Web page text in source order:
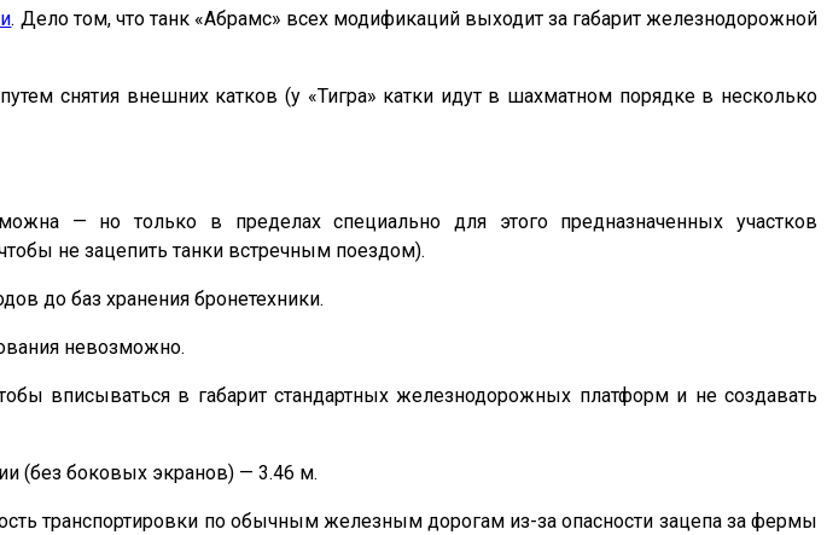
. Дело том, что танк «Абрамс» всех модификаций выходит за габарит железнодорожной
снятия внешних катков (у «Тигра» катки идут в шахматном порядке в несколько
— но только в пределах специально для этого предназначенных участков
не зацепить танки встречным поездом).
до баз хранения бронетехники.
невозможно.
вписываться в габарит стандартных железнодорожных платформ и не создавать
(без боковых экранов) — 3.46 м.
транспортировки по обычным железным дорогам из-за опасности зацепа за фермы